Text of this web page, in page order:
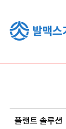
플랜트 솔루션